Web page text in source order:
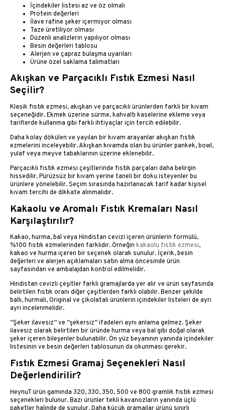
İçindekiler listesi az ve öz olmalı
Protein değerleri
İlave rafine şeker içermiyor olması
Taze üretiliyor olması
Düzenli analizlerin yapılıyor olması
Besin değerleri tablosu
Alerjen ve çapraz bulaşma uyarıları
Ürüne özel saklama talimatları
Akışkan ve Parçacıklı Fıstık Ezmesi Nasıl
Seçilir?
Klasik fıstık ezmesi, akışkan ve parçacıklı ürünlerden farklı bir kıvam
seçeneğidir. Ekmek üzerine sürme, kahvaltı kaselerine ekleme veya
tariflerde kullanma gibi farklı ihtiyaçlar için tercih edilebilir.
Daha kolay dökülen ve yayılan bir kıvam arayanlar akışkan fıstık
ezmelerini inceleyebilir. Akışkan kıvamda olan bu ürünler pankek, bowl,
yulaf veya meyve tabaklarının üzerine eklenebilir.
Parçacıklı fıstık ezmesi çeşitlerinde fıstık parçaları daha belirgin
hissedilir. Pürüzsüz bir kıvam yerine taneli bir doku isteyenler bu
ürünlere yönelebilir. Seçim sırasında hazırlanacak tarif kadar kişisel
kıvam tercihi de dikkate alınmalıdır.
Kakaolu ve Aromalı Fıstık Kremaları Nasıl
Karşılaştırılır?
Kakao, hurma, bal veya Hindistan cevizi içeren ürünlerin formülü,
%100 fıstık ezmelerinden farklıdır. Örneğin kakaolu fıstık ezmesi,
kakao ve hurma içeren bir seçenek olarak sunulur. İçerik, besin
değerleri ve alerjen açıklamaları satın alma öncesinde ürün
sayfasından ve ambalajdan kontrol edilmelidir.
Hindistan cevizli çeşitler farklı gramajlarda yer alır ve ürün sayfasında
belirtilen fıstık oranı diğer çeşitlerden farklı olabilir. Benzer şekilde
ballı, hurmalı, Original ve çikolatalı ürünlerin içindekiler listeleri de ayrı
ayrı incelenmelidir.
“Şeker ilavesiz” ve “şekersiz” ifadeleri aynı anlama gelmez. Şeker
ilavesiz olarak belirtilen bir üründe hurma veya bal gibi doğal olarak
şeker içeren bileşenler bulunabilir. Ön yüz beyanının yanında içindekiler
listesinin ve besin değerleri tablosunun da okunması gerekir.
Fıstık Ezmesi Gramaj Seçenekleri Nasıl
Değerlendirilir?
HeynuT ürün gamında 320, 330, 350, 500 ve 800 gramlık fıstık ezmesi
seçenekleri bulunur. Bazı ürünler tekli kavanozların yanında üçlü
paketler halinde de sunulur. Daha küçük gramajlar ürünü sınırlı